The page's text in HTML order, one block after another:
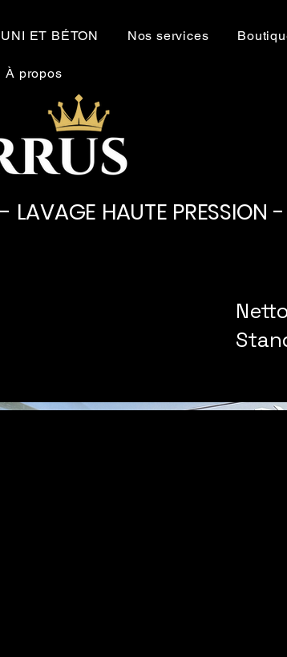
ET BÉTON Nos services
À propos
LAVAGE HAUTE PRESSION